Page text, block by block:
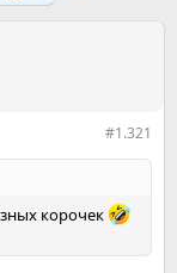
#1.321
корочек